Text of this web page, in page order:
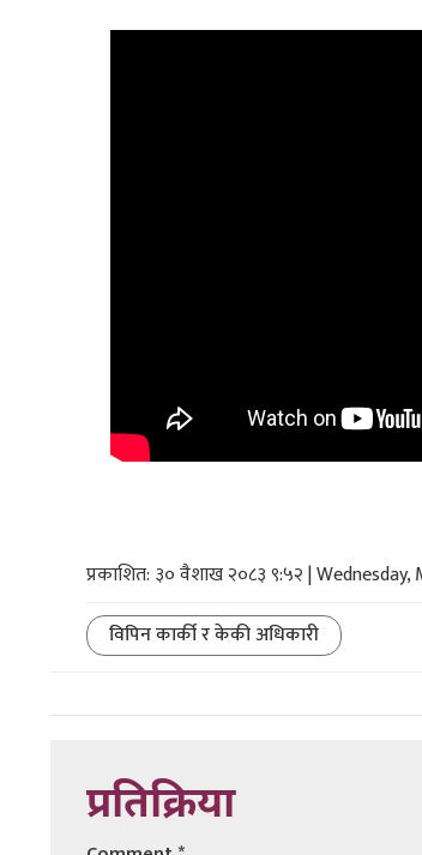
प्रकाशित: ३० वैशाख २०८३ ९:५२ | Wednesday,
विपिन कार्की र केकी अधिकारी
प्रतिक्रिया